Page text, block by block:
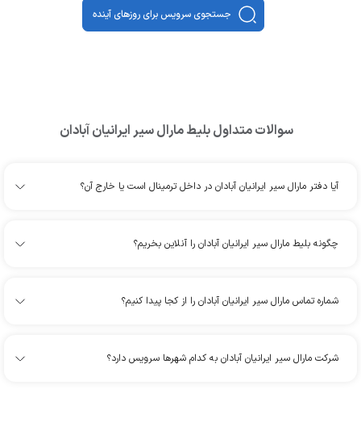
جستجوی سرویس برای روزهای آینده
سوالات متداول بلیطمارال سیر ایرانیان آبادان
آیا دفتر مارال سیر ایرانیان آبادان در داخل ترمینال است یا خارج آن؟
چگونه بلیط مارال سیر ایرانیان آبادان را آنلاین بخریم؟
شماره تماس مارال سیر ایرانیان آبادان را از کجا پیدا کنیم؟
شرکت مارال سیر ایرانیان آبادان به کدام شهرها سرویس دارد؟